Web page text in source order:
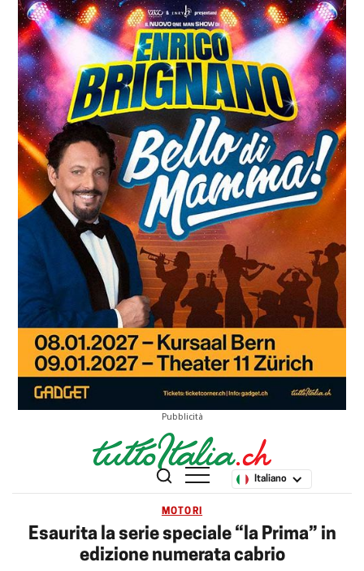
Pubblicità
Italiano
MOTORI
Esaurita la serie speciale “la Prima” in
edizione numerata cabrio